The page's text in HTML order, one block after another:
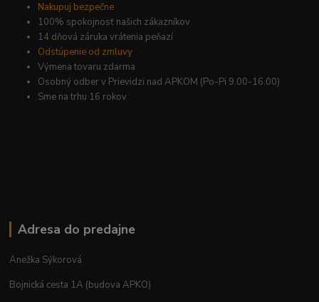
Nakupuj bezpečne
100% spokojnosť našich zákazníkov
14 dňová záruka vrátenia peňazí
Odstúpenie od zmluvy
Výmena tovaru zdarma
Osobný odber v Prievidzi nad APKOM (Po-Pi 9.00-16.00)
Sme na trhu 16 rokov
Adresa do predajne
Anežka Sýkorová
Bojnická cesta 1A (budova APKO)